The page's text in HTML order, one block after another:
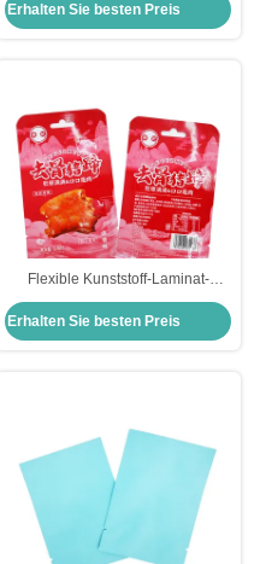
seitige Dichtungsbeutel
Erhalten Sie besten Preis
Flexible Kunststoff-Laminat-
Metallfolie Flat 3 Seiten Siegel
Taschen Beutel Verpackung für
Fleisch-Lebensmittel-Speicherung
Erhalten Sie besten Preis